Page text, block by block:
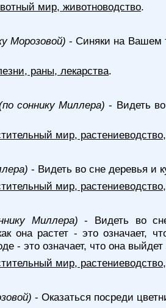
мир, животноводство.
Морозовой) - Синяки на Вашем
раны, лекарства.
соннику Миллера) - Видеть
мир,
- Видеть во сне деревья и
мир,
Миллера) - Видеть во
она растет - это означает,
- это означает, что она
мир,
- Оказаться посреди